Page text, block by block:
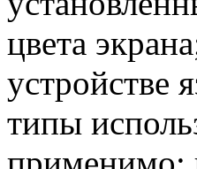
цвета
устройстве
типы